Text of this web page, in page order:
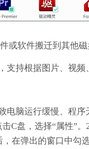
或软件搬迁到其他磁
支持根据图片、视频
电脑运行缓慢、程
C盘，选择“属性”
在弹出的窗口中勾